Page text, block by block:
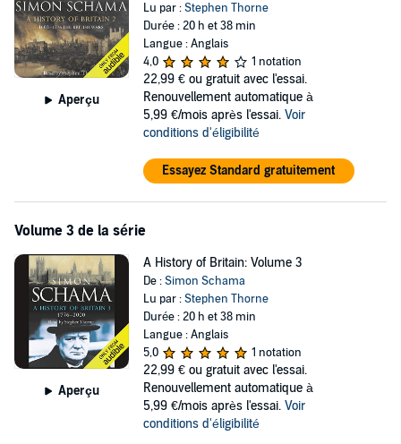
Aperçu
Lu par :Stephen Thorne
Durée : 20 h et 38 min
Langue : Anglais
4,0
1 notation
22,99 € ou gratuit avec l'essai.
Renouvellement automatique à
5,99 €/mois après l'essai. Voir
conditions d'éligibilité
Essayez Standard gratuitement
Volume 3 de la série
Aperçu
A History of Britain: Volume 3
De :Simon Schama
Lu par :Stephen Thorne
Durée : 20 h et 38 min
Langue : Anglais
5,0
1 notation
22,99 € ou gratuit avec l'essai.
Renouvellement automatique à
5,99 €/mois après l'essai. Voir
conditions d'éligibilité